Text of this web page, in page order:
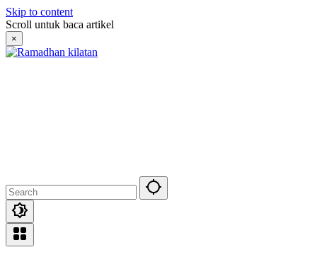
Skip to content
Scroll untuk baca artikel
×